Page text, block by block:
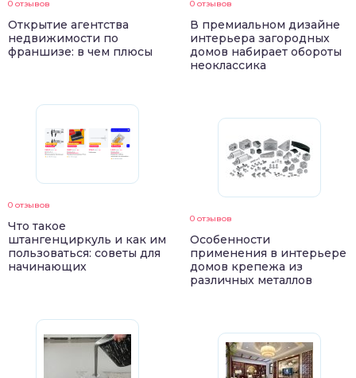
0 отзывов
Открытие агентства
недвижимости по
франшизе: в чем плюсы
0 отзывов
Что такое
штангенциркуль и как им
пользоваться: советы для
начинающих
0 отзывов
В премиальном дизайне
интерьера загородных
домов набирает обороты
неоклассика
0 отзывов
Особенности
применения в интерьере
домов крепежа из
различных металлов